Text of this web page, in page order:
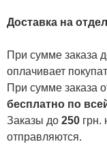
Доставка на
При сумме заказа
оплачивает
При сумме заказа
бесплатно по
Заказы до 250
отправляются.